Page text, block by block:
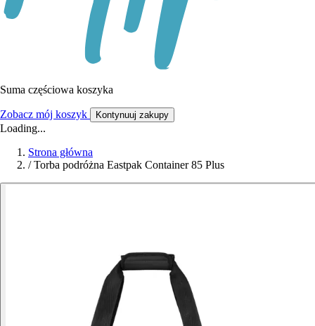
Suma częściowa koszyka
Zobacz mój koszyk Kontynuuj zakupy
Loading...
Strona główna
/ Torba podróżna Eastpak Container 85 Plus